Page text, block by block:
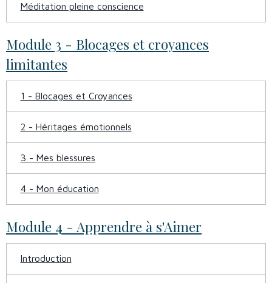
Méditation pleine conscience
Module 3 - Blocages et croyances
limitantes
1 - Blocages et Croyances
2 - Héritages émotionnels
3 - Mes blessures
4 - Mon éducation
Module 4 - Apprendre à s'Aimer
Introduction